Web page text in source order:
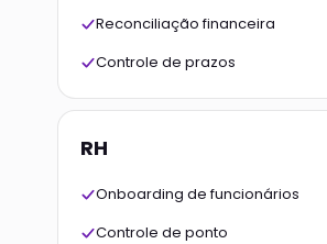
Reconciliação financeira
Controle de prazos
RH
Onboarding de funcionários
Controle de ponto